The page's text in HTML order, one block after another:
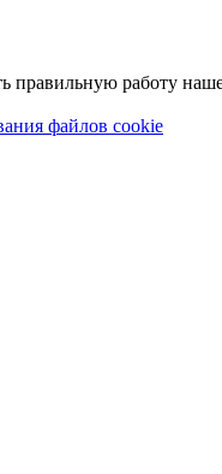
работу
файлов cookie